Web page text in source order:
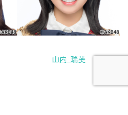
山内 瑞葵